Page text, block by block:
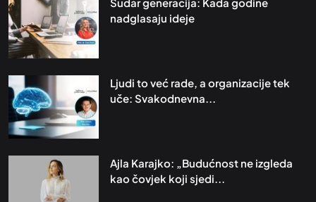
nadglasaju ideje
Ljudi to već rade, a organizacije tek
uče: Svakodnevna...
Ajla Karajko: „Budućnost ne izgleda
kao čovjek koji sjedi...